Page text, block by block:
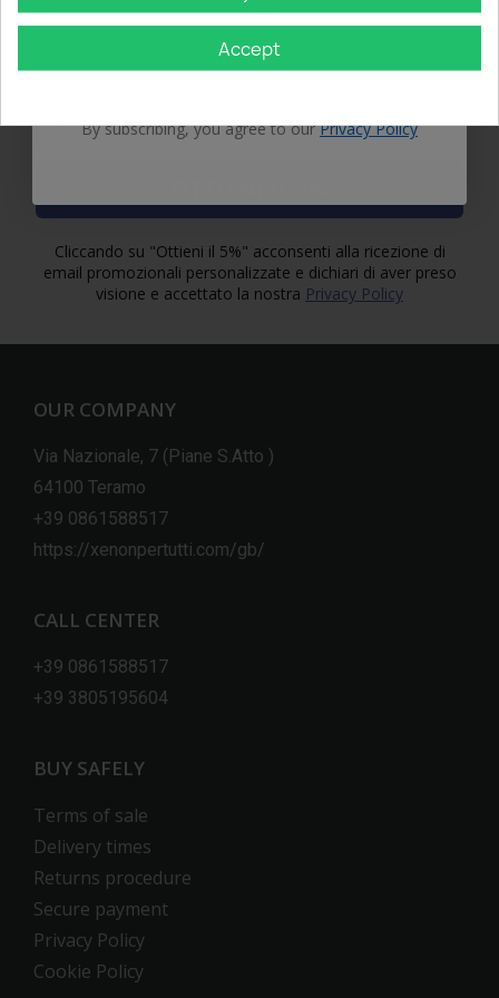
Cliccando su "Ottieni il 5%" acconsenti alla ricezione di
email promozionali personalizzate e dichiari di aver preso
visione e accettato la nostra Privacy Policy
OUR COMPANY
Via Nazionale, 7 (Piane S.Atto )
64100 Teramo
+39 0861588517
https://xenonpertutti.com/gb/
CALL CENTER
+39 0861588517
+39 3805195604
BUY SAFELY
Terms of sale
Delivery times
Returns procedure
Secure payment
Privacy Policy
Cookie Policy
Accept
GET 5% OFF
By subscribing, you agree to ourPrivacy Policy